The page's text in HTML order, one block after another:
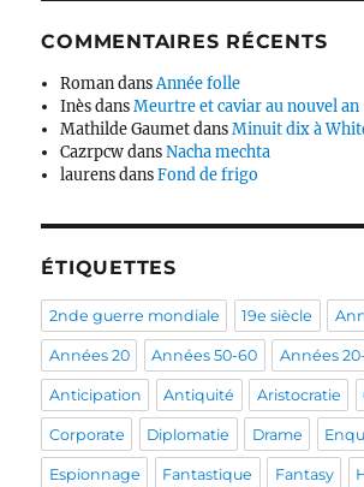
COMMENTAIRES RÉCENTS
Roman dansAnnée folle
Inès dansMeurtre et caviar au nouvel an
Mathilde Gaumet dansMinuit dix à
Cazrpcw dansNacha mechta
laurens dansFond de frigo
ÉTIQUETTES
2nde guerre mondiale 19e siècle
Années 20 Années 50-60 Années
Anticipation Antiquité Aristocratie
Corporate Diplomatie Drame
Espionnage Fantastique Fantasy